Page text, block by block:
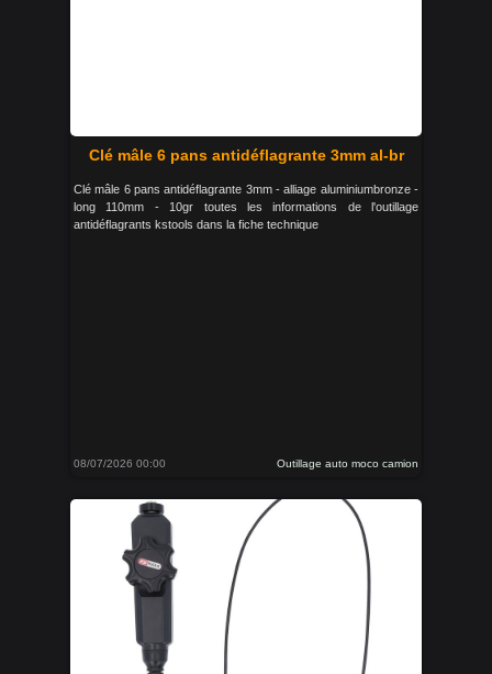
Clé mâle 6 pans antidéflagrante 3mm al-br
Clé mâle 6 pans antidéflagrante 3mm - alliage aluminiumbronze -
long 110mm - 10gr toutes les informations de l'outillage
antidéflagrants kstools dans la fiche technique
08/07/2026 00:00 Outillage auto moco camion